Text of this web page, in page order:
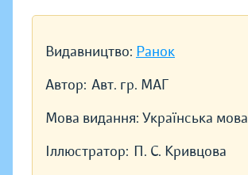
Видавництво: Ранок
Автор: Авт. гр. МАГ
Мова видання: Українська мова
Іллюстратор: П. С. Кривцова